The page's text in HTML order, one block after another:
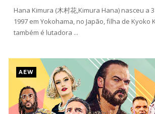
AEW: Samoa Joe faz tease de
SCSA867- Aug 07 2026
WWE: Possível adversário de
México revelado
Hana Kimura (木村花,Kimura Hana) nasceu a
1997 em Yokohama, no Japão, filha de Kyoko
também é lutadora ...
AEW